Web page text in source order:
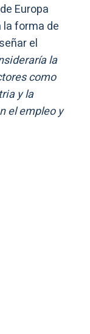
Europa
forma de
el
la
como
y la
el empleo y